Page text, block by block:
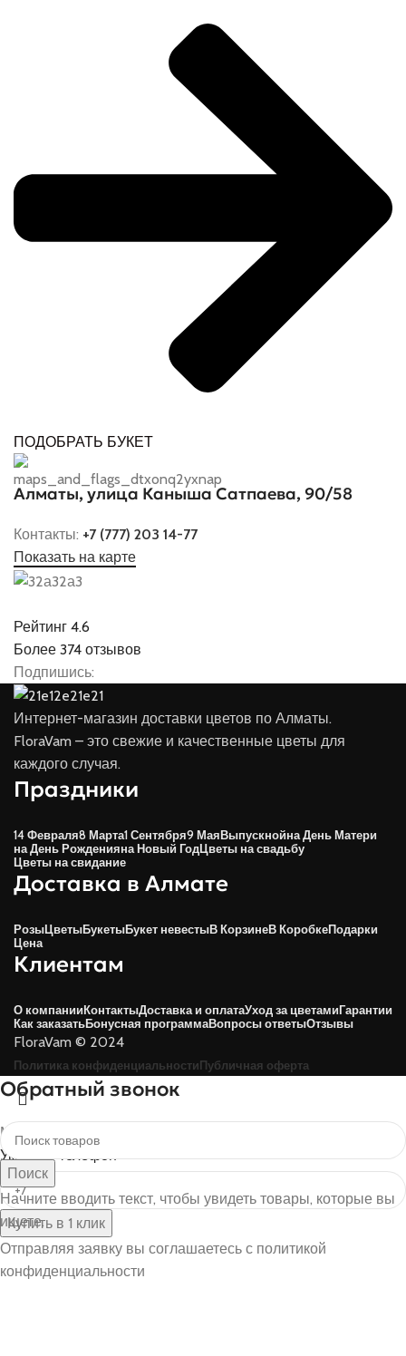
ПОДОБРАТЬ БУКЕТ
Алматы, улица Каныша Сатпаева, 90/58
Контакты: +7 (777) 203 14-77
Показать на карте
Рейтинг 4.6
Более 374 отзывов
Подпишись:
Интернет-магазин доставки цветов по Алматы.
FloraVam – это свежие и качественные цветы для
каждого случая.
Праздники
14 Февраля8 Марта1 Сентября9 МаяВыпускнойна День Матери
на День Рожденияна Новый ГодЦветы на свадьбу
Цветы на свидание
Доставка в Алмате
РозыЦветыБукетыБукет невестыВ КорзинеВ КоробкеПодарки
Цена
Клиентам
О компанииКонтактыДоставка и оплатаУход за цветамиГарантии
Как заказатьБонусная программаВопросы ответыОтзывы
FloraVam © 2024
Политика конфиденциальностиПубличная оферта
Поиск
Начните вводить текст, чтобы увидеть товары, которые вы
ищете.
Обратный звонок
Менеджер перезвонит чтобы принять заказ
Укажите телефон
Купить в 1 клик
Отправляя заявку вы соглашаетесь с политикой
конфиденциальности